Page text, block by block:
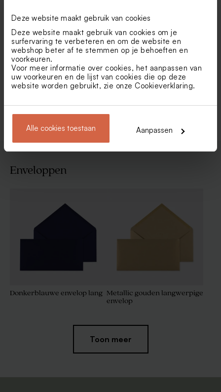
Deze website maakt gebruik van cookies
Deze website maakt gebruik van cookies om je
surfervaring te verbeteren en om de website en
webshop beter af te stemmen op je behoeften en
voorkeuren.
Voor meer informatie over cookies, het aanpassen van
uw voorkeuren en de lijst van cookies die op deze
website worden gebruikt, zie onze Cookieverklaring.
Alle cookies toestaan Aanpassen
Chique, zakelijke
nieuwjaarskaart met foto en
jaartal in goudfolie
Grappige zakelijke
kerstkaart met hondje en
slee
Bekijk alle Zakelijke kerstkaarten
Enveloppen
Donkerblauwe envelop lang Metallic gouden langwerpige
envelop
Toon meer